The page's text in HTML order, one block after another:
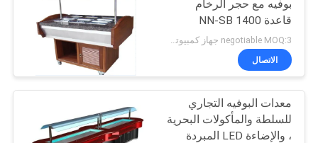
رقابة
جودة
اتصل
الطبخ الصيني
بوفيه مع حجر الرخام
قاعدة NN-SB 1400
negotiable MOQ:3 جهاز كمبيوتر شخصى
الاتصال
معدات البوفيه التجاري
للسلطة والمأكولات البحرية
، والإضاءة LED المبردة